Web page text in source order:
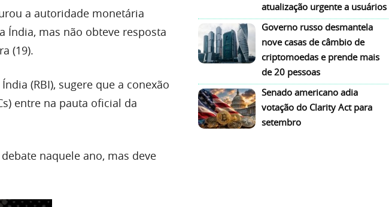
a autoridade monetária
Índia, mas não obteve resposta
(19).
(RBI), sugere que a conexão
entre na pauta oficial da
naquele ano, mas deve
atualização urgente a usuários
Governo russo desmantela
nove casas de câmbio de
criptomoedas e prende mais
de 20 pessoas
Senado americano adia
votação do Clarity Act para
setembro